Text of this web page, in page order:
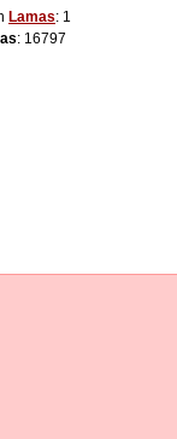
Lamas: 1
: 16797